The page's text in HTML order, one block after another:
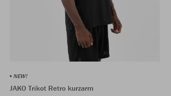
NEW!
JAKO Trikot Retro kurzarm